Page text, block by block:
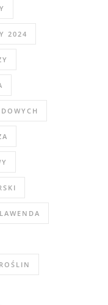
2024
LAWENDA